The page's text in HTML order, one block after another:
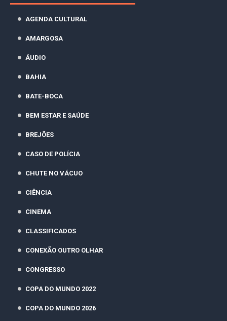
AGENDA CULTURAL
AMARGOSA
ÁUDIO
BAHIA
BATE-BOCA
BEM ESTAR E SAÚDE
BREJÕES
CASO DE POLÍCIA
CHUTE NO VÁCUO
CIÊNCIA
CINEMA
CLASSIFICADOS
CONEXÃO OUTRO OLHAR
CONGRESSO
COPA DO MUNDO 2022
COPA DO MUNDO 2026